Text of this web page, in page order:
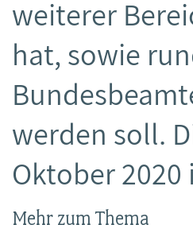
weiterer
hat, sowie
werden soll.
Oktober
Mehr zum Thema